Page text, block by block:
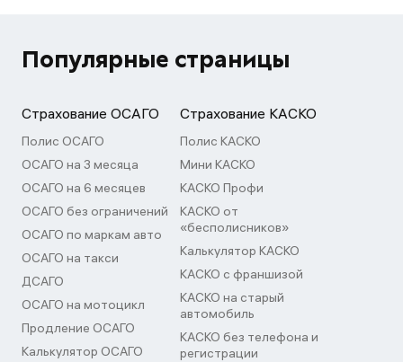
Популярные страницы
Страхование ОСАГО
Полис ОСАГО
ОСАГО на 3 месяца
ОСАГО на 6 месяцев
ОСАГО без ограничений
ОСАГО по маркам авто
ОСАГО на такси
ДСАГО
ОСАГО на мотоцикл
Продление ОСАГО
Калькулятор ОСАГО
Страхование КАСКО
Полис КАСКО
Мини КАСКО
КАСКО Профи
КАСКО от
«бесполисников»
Калькулятор КАСКО
КАСКО с франшизой
КАСКО на старый
автомобиль
КАСКО без телефона и
регистрации